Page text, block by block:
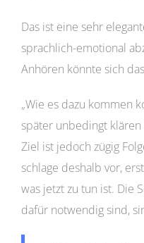
Das ist eine sehr
sprachlich-emotional
Anhören könnte sich
„Wie es dazu kommen
später unbedingt
Ziel ist jedoch zügig
schlage deshalb vor,
was jetzt zu tun ist. Die
dafür notwendig sind,